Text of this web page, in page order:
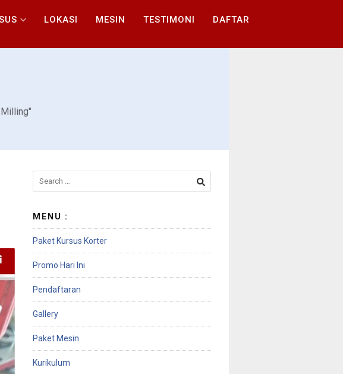
LOKASI MESIN TESTIMONI DAFTAR
MENU :
Paket Kursus Korter
Promo Hari Ini
Pendaftaran
Gallery
Paket Mesin
Kurikulum